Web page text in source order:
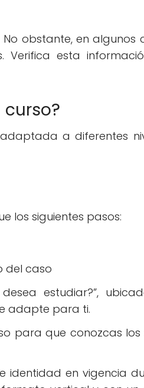
obstante, en algunos
Verifica esta
a diferentes
los siguientes pasos:
del caso
estudiar?”,
adapte para ti.
para que conozcas
identidad en vigencia